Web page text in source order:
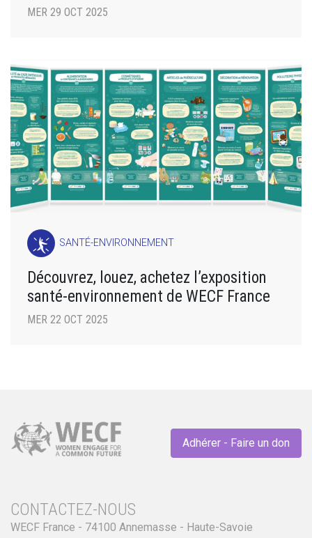
MER 29 OCT 2025
SANTÉ-ENVIRONNEMENT
Découvrez, louez, achetez l’exposition
santé-environnement de WECF France
MER 22 OCT 2025
Adhérer - Faire un don
CONTACTEZ-NOUS
WECF France - 74100 Annemasse - Haute-Savoie